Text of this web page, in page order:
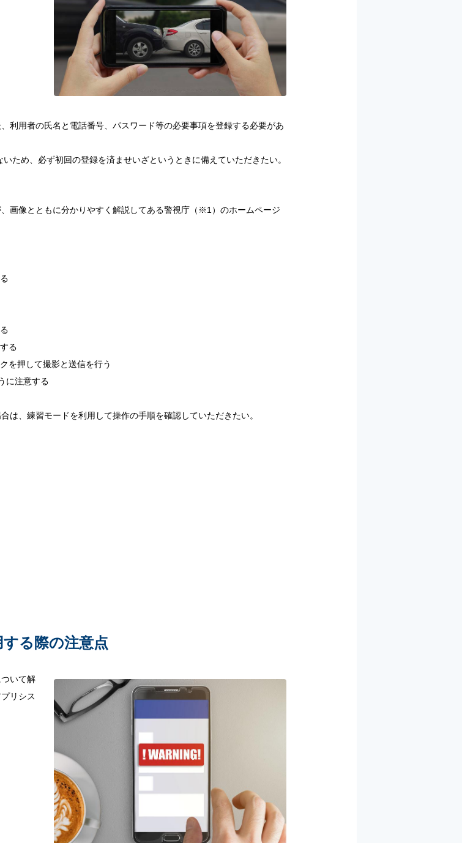
利用者の氏名と電話番号、パスワード等の必要事項を登録する必要があ
ため、必ず初回の登録を済ませいざというときに備えていただきたい。
画像とともに分かりやすく解説してある警視庁（※1）のホームページ
る
を押して撮影と送信を行う
に注意する
、練習モードを利用して操作の手順を確認していただきたい。
る際の注意点
いて解
リシス